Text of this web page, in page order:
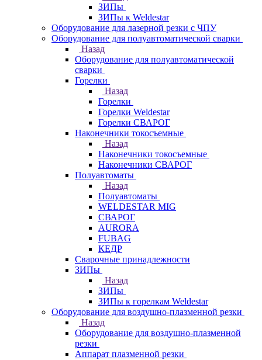
ЗИПы
ЗИПы к Weldestar
Оборудование для лазерной резки с ЧПУ
Оборудование для полуавтоматической сварки
Назад
Оборудование для полуавтоматической
сварки
Горелки
Назад
Горелки
Горелки Weldestar
Горелки СВАРОГ
Наконечники токосъемные
Назад
Наконечники токосъемные
Наконечники СВАРОГ
Полуавтоматы
Назад
Полуавтоматы
WELDESTAR MIG
СВАРОГ
AURORA
FUBAG
КЕДР
Сварочные принадлежности
ЗИПы
Назад
ЗИПы
ЗИПы к горелкам Weldestar
Оборудование для воздушно-плазменной резки
Назад
Оборудование для воздушно-плазменной
резки
Аппарат плазменной резки